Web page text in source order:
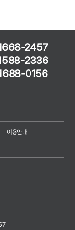
2457
2336
0156
이용안내